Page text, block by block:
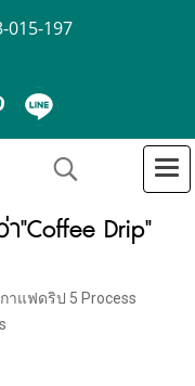
015-197
"Coffee Drip"
าแฟดริป 5 Process